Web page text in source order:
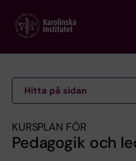
main
Hitta på sidan
KURSPLAN FÖR
Pedagogik och